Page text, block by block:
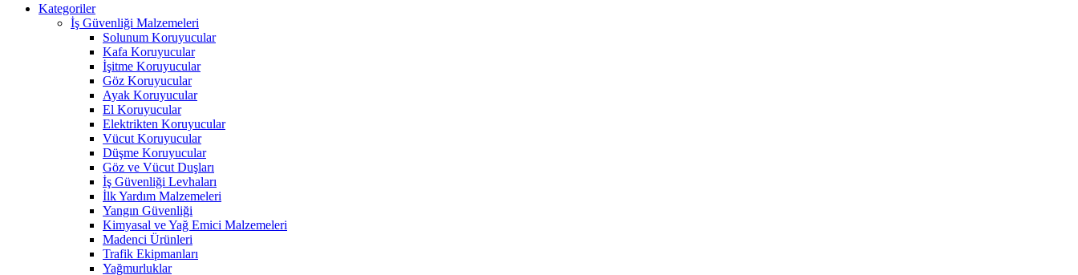
Kategoriler
İş Güvenliği Malzemeleri
Solunum Koruyucular
Kafa Koruyucular
İşitme Koruyucular
Göz Koruyucular
Ayak Koruyucular
El Koruyucular
Elektrikten Koruyucular
Vücut Koruyucular
Düşme Koruyucular
Göz ve Vücut Duşları
İş Güvenliği Levhaları
İlk Yardım Malzemeleri
Yangın Güvenliği
Kimyasal ve Yağ Emici Malzemeleri
Madenci Ürünleri
Trafik Ekipmanları
Yağmurluklar